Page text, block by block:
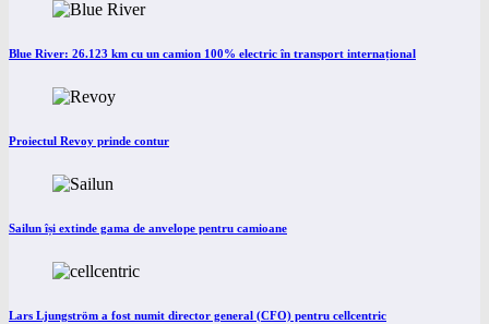
Blue River: 26.123 km cu un camion 100% electric în transport internațional
Proiectul Revoy prinde contur
Sailun își extinde gama de anvelope pentru camioane
Lars Ljungström a fost numit director general (CFO) pentru cellcentric